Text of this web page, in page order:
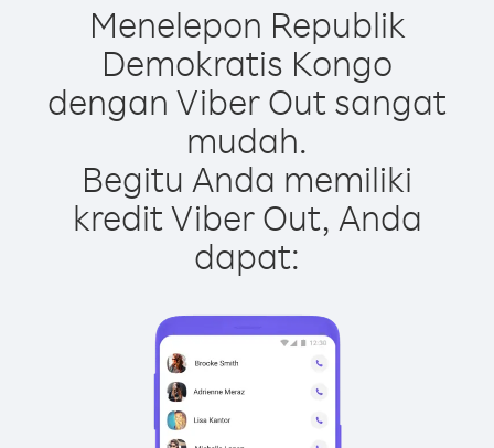
Menelepon Republik
Demokratis Kongo
dengan Viber Out sangat
mudah.
Begitu Anda memiliki
kredit Viber Out, Anda
dapat: